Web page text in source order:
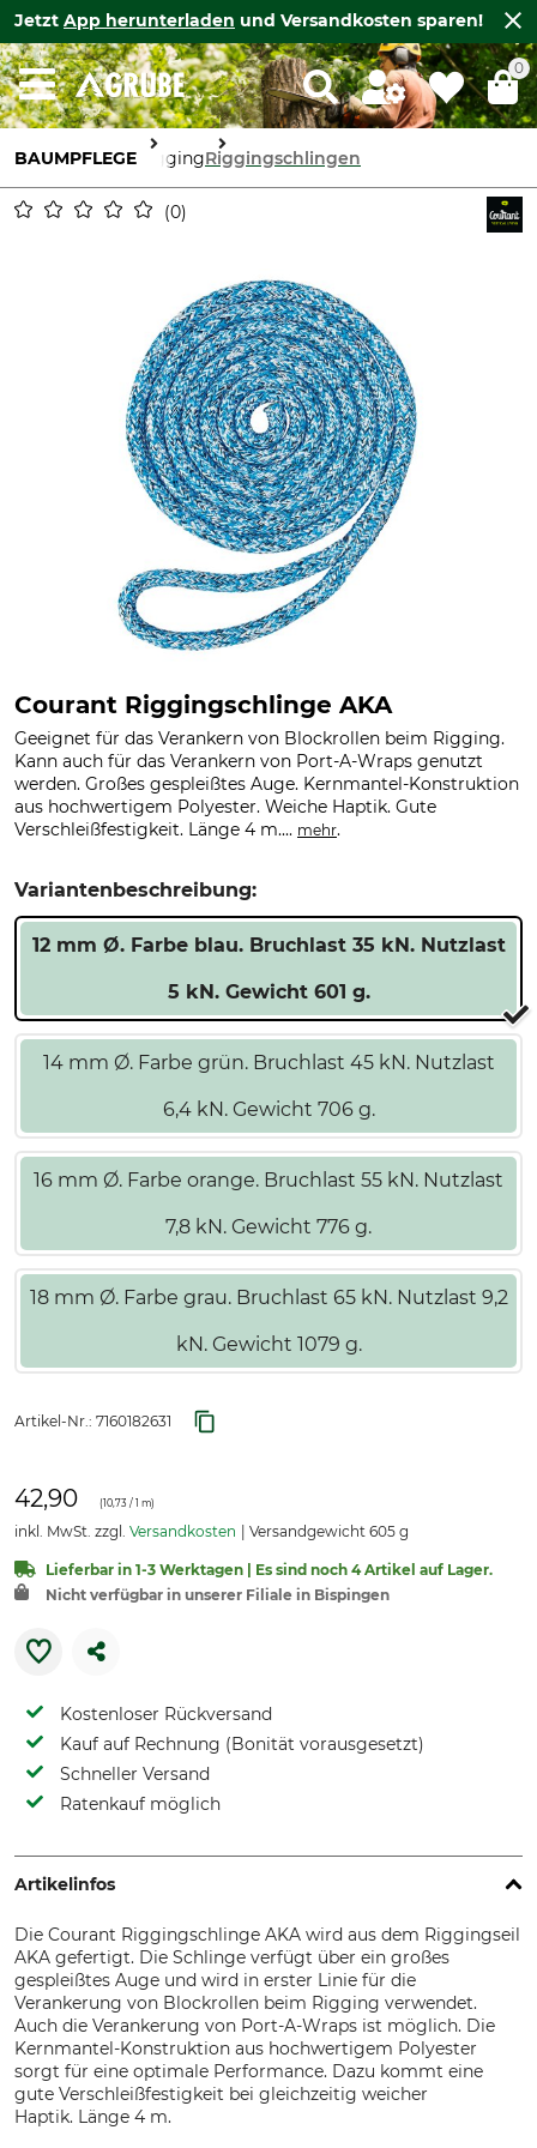
Jetzt App herunterladen und Versandkosten sparen!
0
BAUMPFLEGE RiggingRiggingschlingen
0
Courant Riggingschlinge AKA
Geeignet für das Verankern von Blockrollen beim Rigging.
Kann auch für das Verankern von Port-A-Wraps genutzt
werden. Großes gespleißtes Auge. Kernmantel-Konstruktion
aus hochwertigem Polyester. Weiche Haptik. Gute
Verschleißfestigkeit. Länge 4 m.... mehr.
Variantenbeschreibung:
12 mm Ø. Farbe blau. Bruchlast 35 kN. Nutzlast
5 kN. Gewicht 601 g.
14 mm Ø. Farbe grün. Bruchlast 45 kN. Nutzlast
6,4 kN. Gewicht 706 g.
16 mm Ø. Farbe orange. Bruchlast 55 kN. Nutzlast
7,8 kN. Gewicht 776 g.
18 mm Ø. Farbe grau. Bruchlast 65 kN. Nutzlast 9,2
kN. Gewicht 1079 g.
Artikel-Nr.: 7160182631
42,90 (10,73 / 1 m)
inkl. MwSt. zzgl. Versandkosten Versandgewicht 605 g
Lieferbar in 1-3 Werktagen | Es sind noch 4 Artikel auf Lager.
Nicht verfügbar in unserer Filiale in Bispingen
Kostenloser Rückversand
Kauf auf Rechnung (Bonität vorausgesetzt)
Schneller Versand
Ratenkauf möglich
Artikelinfos
Die Courant Riggingschlinge AKA wird aus dem Riggingseil
AKA gefertigt. Die Schlinge verfügt über ein großes
gespleißtes Auge und wird in erster Linie für die
Verankerung von Blockrollen beim Rigging verwendet.
Auch die Verankerung von Port-A-Wraps ist möglich. Die
Kernmantel-Konstruktion aus hochwertigem Polyester
sorgt für eine optimale Performance. Dazu kommt eine
gute Verschleißfestigkeit bei gleichzeitig weicher
Haptik. Länge 4 m.